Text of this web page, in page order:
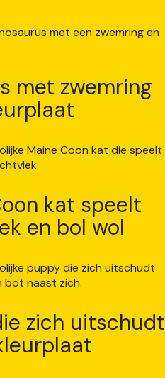
met zwemring
kat speelt
en bol wol
zich uitschudt